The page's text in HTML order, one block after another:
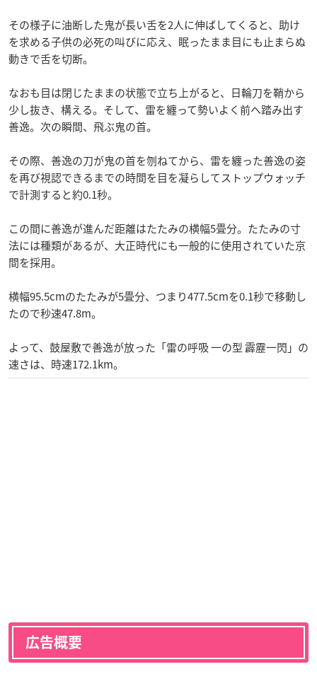
その様子に油断した鬼が長い舌を2人に伸ばしてくると、助け
を求める子供の必死の叫びに応え、眠ったまま目にも止まらぬ
動きで舌を切断。
なおも目は閉じたままの状態で立ち上がると、日輪刀を鞘から
少し抜き、構える。そして、雷を纏って勢いよく前へ踏み出す
善逸。次の瞬間、飛ぶ鬼の首。
その際、善逸の刀が鬼の首を刎ねてから、雷を纏った善逸の姿
を再び視認できるまでの時間を目を凝らしてストップウォッチ
で計測すると約0.1秒。
この間に善逸が進んだ距離はたたみの横幅5畳分。たたみの寸
法には種類があるが、大正時代にも一般的に使用されていた京
間を採用。
横幅95.5cmのたたみが5畳分、つまり477.5cmを0.1秒で移動し
たので秒速47.8m。
よって、鼓屋敷で善逸が放った「雷の呼吸 一の型 霹靂一閃」の
速さは、時速172.1km。
広告概要